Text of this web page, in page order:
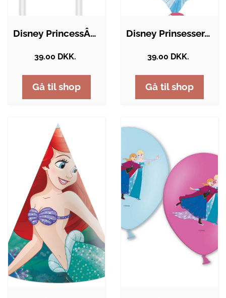
Disney PrincessÂ® Sugerør
39.00 DKK.
Gå til shop
Disney PrinsesserÂ® Folieballon
39.00 DKK.
Gå til shop